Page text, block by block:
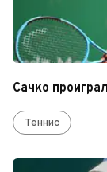
Сачко
Теннис